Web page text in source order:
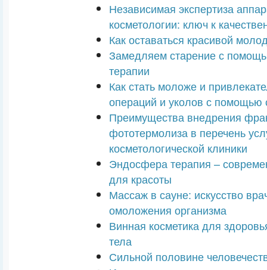
Независимая экспертиза
косметологии: ключ к
Как оставаться красивой
Замедляем старение с
терапии
Как стать моложе и
операций и уколов с помощью
Преимущества внедрения
фототермолиза в перечень
косметологической клиники
Эндосфера терапия –
для красоты
Массаж в сауне: искусство
омоложения организма
Винная косметика для
тела
Сильной половине